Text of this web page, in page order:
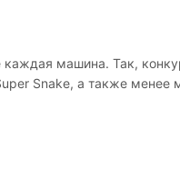
машина. Так,
Snake, а также менее